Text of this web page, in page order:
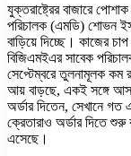
যুক্তরাষ্ট্রের বাজারে
পরিচালক (এমডি) শোভন
বাড়িয়ে দিচ্ছে। কাজের
বিজিএমইএর সাবেক
সেপ্টেম্বরে তুলনামূলক কম
আয় বাড়ছে, একই সঙ্গে
অর্ডার দিতেন, সেখানে
ক্রেতারাও অর্ডার দিতে
এসেছে।